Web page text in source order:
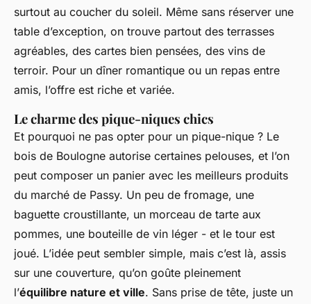
surtout au coucher du soleil. Même sans réserver une
table d’exception, on trouve partout des terrasses
agréables, des cartes bien pensées, des vins de
terroir. Pour un dîner romantique ou un repas entre
amis, l’offre est riche et variée.
Le charme des pique-niques chics
Et pourquoi ne pas opter pour un pique-nique ? Le
bois de Boulogne autorise certaines pelouses, et l’on
peut composer un panier avec les meilleurs produits
du marché de Passy. Un peu de fromage, une
baguette croustillante, un morceau de tarte aux
pommes, une bouteille de vin léger - et le tour est
joué. L’idée peut sembler simple, mais c’est là, assis
sur une couverture, qu’on goûte pleinement
l’équilibre nature et ville. Sans prise de tête, juste un